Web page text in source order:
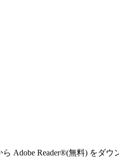
Adobe Reader®(無料) をダウ